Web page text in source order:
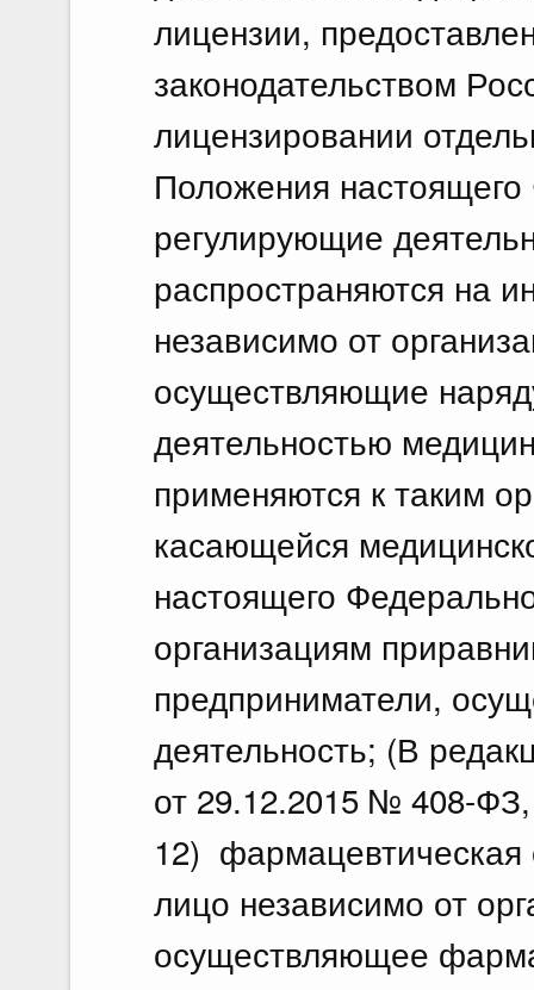
лицензии,
законодательством
лицензировании
Положения
регулирующие
распространяются на
независимо от
осуществляющие
деятельностью
применяются к таким
касающейся
настоящего
организациям
предприниматели,
деятельность; (В
от 29.12.2015 № 408-
12) фармацевтическая
лицо независимо от
осуществляющее